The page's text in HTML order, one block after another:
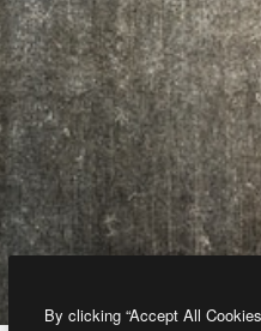
By clicking “Accept All